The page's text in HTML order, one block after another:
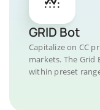
GRID Bot
Capitalize on CC
markets. The Grid
within preset